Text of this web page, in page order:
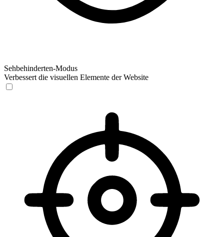
Sehbehinderten-Modus
Verbessert die visuellen Elemente der Website